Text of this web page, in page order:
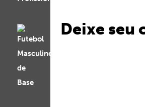
Deixe seu